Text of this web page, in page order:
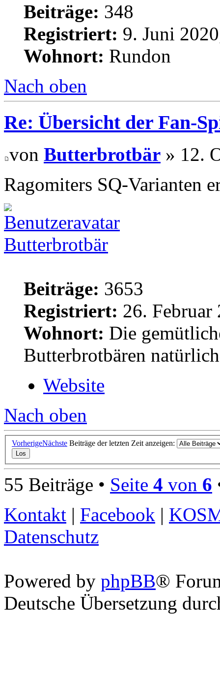
Beiträge: 348
Registriert: 9. Juni
Wohnort: Rundon
Nach oben
Re: Übersicht der Fan-
von Butterbrotbär » 12.
Ragomiters SQ-Varianten
Butterbrotbär
Beiträge: 3653
Registriert: 26. Februar
Wohnort: Die
Butterbrotbären
Website
Nach oben
VorherigeNächste Beiträge der letzten Zeit anzeigen:
55 Beiträge • Seite 4 von 6
Kontakt | Facebook |
Datenschutz
Powered by phpBB®
Deutsche Übersetzung